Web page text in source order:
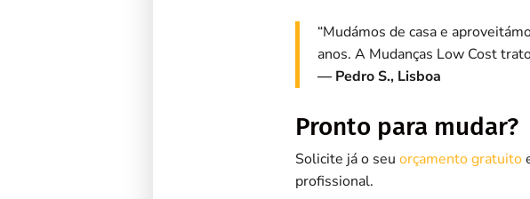
“Mudámos de casa e
anos. A Mudanças Low Cost
— Pedro S., Lisboa
Pronto para mudar?
Solicite já o seu orçamento gratuito
profissional.